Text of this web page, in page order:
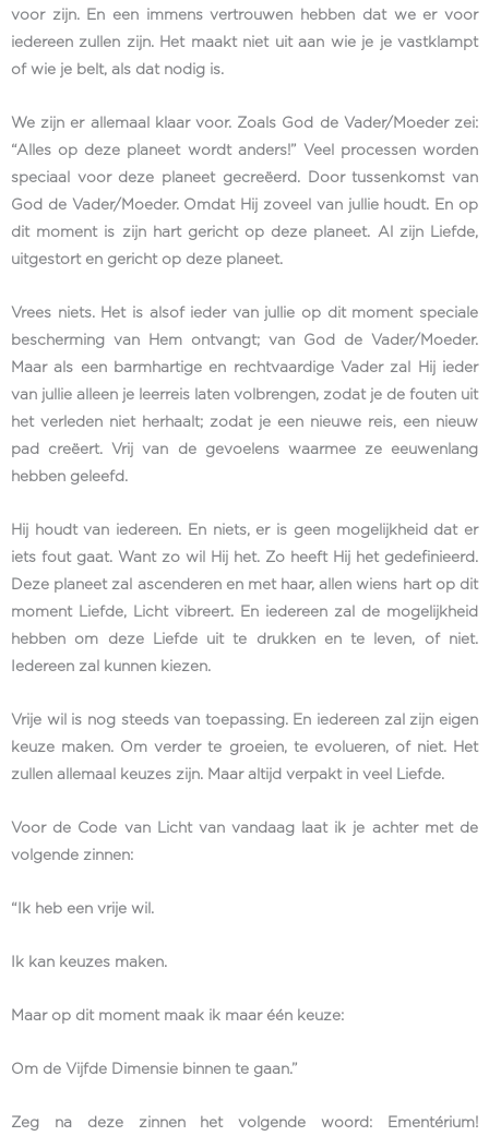
voor zijn. En een immens vertrouwen hebben dat we er voor
iedereen zullen zijn. Het maakt niet uit aan wie je je vastklampt
of wie je belt, als dat nodig is.
We zijn er allemaal klaar voor. Zoals God de Vader/Moeder zei:
“Alles op deze planeet wordt anders!” Veel processen worden
speciaal voor deze planeet gecreëerd. Door tussenkomst van
God de Vader/Moeder. Omdat Hij zoveel van jullie houdt. En op
dit moment is zijn hart gericht op deze planeet. Al zijn Liefde,
uitgestort en gericht op deze planeet.
Vrees niets. Het is alsof ieder van jullie op dit moment speciale
bescherming van Hem ontvangt; van God de Vader/Moeder.
Maar als een barmhartige en rechtvaardige Vader zal Hij ieder
van jullie alleen je leerreis laten volbrengen, zodat je de fouten uit
het verleden niet herhaalt; zodat je een nieuwe reis, een nieuw
pad creëert. Vrij van de gevoelens waarmee ze eeuwenlang
hebben geleefd.
Hij houdt van iedereen. En niets, er is geen mogelijkheid dat er
iets fout gaat. Want zo wil Hij het. Zo heeft Hij het gedefinieerd.
Deze planeet zal ascenderen en met haar, allen wiens hart op dit
moment Liefde, Licht vibreert. En iedereen zal de mogelijkheid
hebben om deze Liefde uit te drukken en te leven, of niet.
Iedereen zal kunnen kiezen.
Vrije wil is nog steeds van toepassing. En iedereen zal zijn eigen
keuze maken. Om verder te groeien, te evolueren, of niet. Het
zullen allemaal keuzes zijn. Maar altijd verpakt in veel Liefde.
Voor de Code van Licht van vandaag laat ik je achter met de
volgende zinnen:
“Ik heb een vrije wil.
Ik kan keuzes maken.
Maar op dit moment maak ik maar één keuze:
Om de Vijfde Dimensie binnen te gaan.”
Zeg na deze zinnen het volgende woord: Ementérium!